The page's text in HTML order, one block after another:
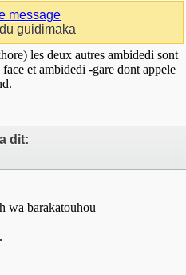
guidimaka
les deux autres ambidedi sont
et ambidedi -gare dont appele
a dit:
wa barakatouhou